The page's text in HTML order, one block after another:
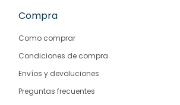
Compra
Como comprar
Condiciones de compra
Envíos y devoluciones
Preguntas frecuentes